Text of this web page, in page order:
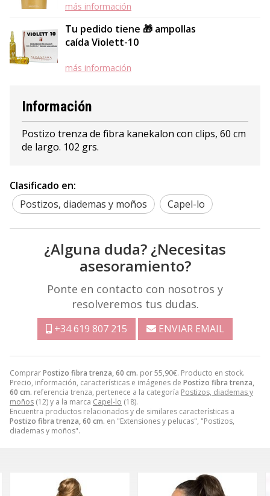
más información
Tu pedido tiene 🎁 ampollas
caída Violett-10
más información
ComprarPostizo fibra trenza, 60 cm. por55,90€. Producto en stock.
Precio, información, características e imágenes de Postizo fibra trenza,
60 cm. referencia trenza, pertenece a la categoría Postizos, diademas y
moños (12) y a la marca Capel-lo (18).
Encuentra productos relacionados y de similares características a
Postizo fibra trenza, 60 cm. en "Extensiones y pelucas", "Postizos,
diademas y moños".
Información
Postizo trenza de fibra kanekalon con clips, 60 cm
de largo. 102 grs.
Clasificado en:
Postizos, diademas y moños
Capel-lo
¿Alguna duda? ¿Necesitas
asesoramiento?
Ponte en contacto con nosotros y
resolveremos tus dudas.
+34 619 807 215 ENVIAR EMAIL